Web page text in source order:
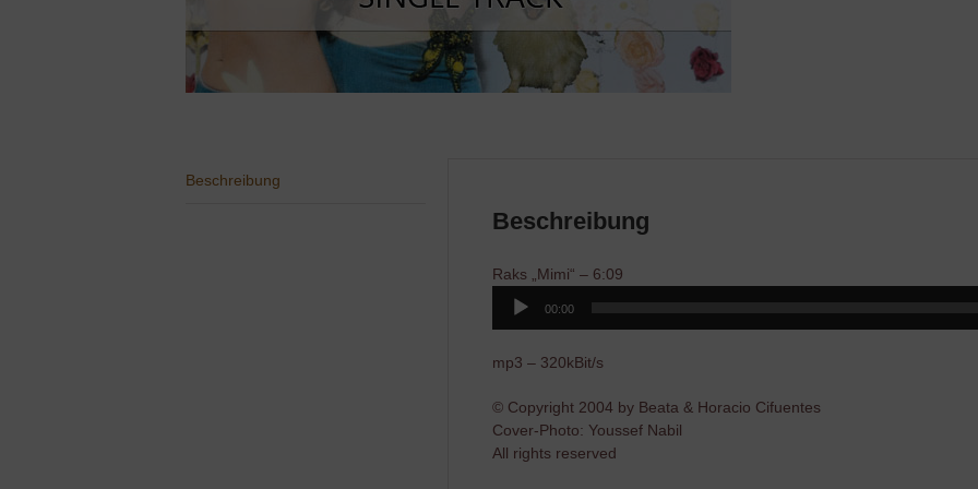
Beschreibung
Beschreibung
Raks „Mimi“ – 6:09
Audio-
Player
00:00
mp3 – 320kBit/s
© Copyright 2004 by Beata & Horacio Cifuentes
Cover-Photo: Youssef Nabil
All rights reserved